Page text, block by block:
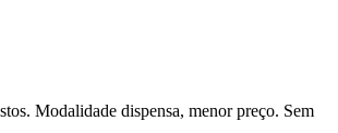
Modalidade dispensa, menor preço. Sem